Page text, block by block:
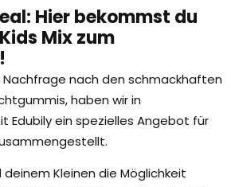
Hier bekommst du
Mix zum
nach den schmackhaften
haben wir in
Edubily ein spezielles Angebot für
Kleinen die Möglichkeit